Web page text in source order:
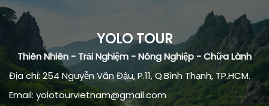
YOLO TOUR
Thiên Nhiên - Trải Nghiệm - Nông Nghiệp - Chữa Lành
Địa chỉ: 254 Nguyễn Văn Đậu, P.11, Q.Bình Thạnh, TP.HCM.
Email: yolotourvietnam@gmail.com